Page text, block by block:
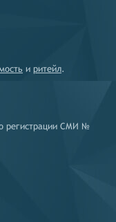
и ритейл.
регистрации СМИ №